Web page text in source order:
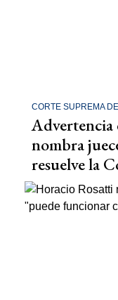
CORTE SUPREMA
Advertencia
nombra
resuelve la